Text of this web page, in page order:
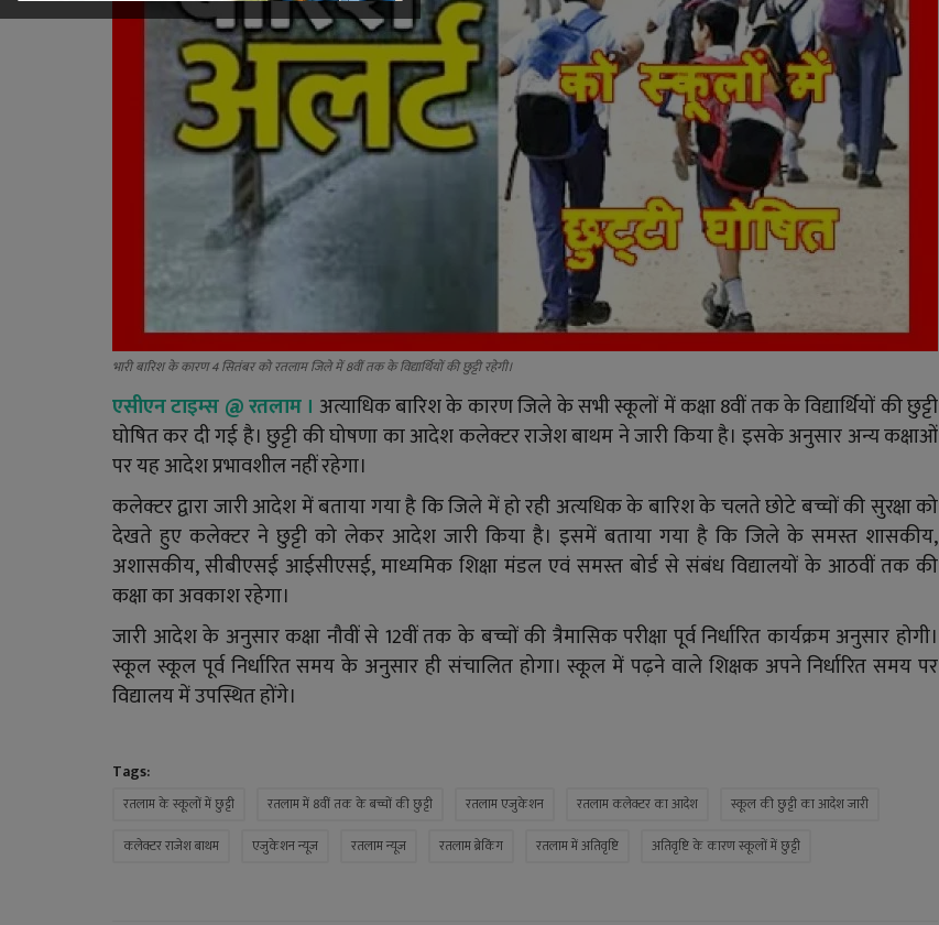
भारी बारिश के कारण 4 सितंबर को रतलाम जिले में 8वीं तक के विद्यार्थियों की छुट्टी रहेगी।
एसीएन टाइम्स @ रतलाम । अत्याधिक बारिश के कारण जिले के सभी स्कूलों में कक्षा 8वीं तक के विद्यार्थियों की छुट्टी
घोषित कर दी गई है। छुट्टी की घोषणा का आदेश कलेक्टर राजेश बाथम ने जारी किया है। इसके अनुसार अन्य कक्षाओं
पर यह आदेश प्रभावशील नहीं रहेगा।
कलेक्टर द्वारा जारी आदेश में बताया गया है कि जिले में हो रही अत्यधिक के बारिश के चलते छोटे बच्चों की सुरक्षा को
देखते हुए कलेक्टर ने छुट्टी को लेकर आदेश जारी किया है। इसमें बताया गया है कि जिले के समस्त शासकीय,
अशासकीय, सीबीएसई आईसीएसई, माध्यमिक शिक्षा मंडल एवं समस्त बोर्ड से संबंध विद्यालयों के आठवीं तक की
कक्षा का अवकाश रहेगा।
जारी आदेश के अनुसार कक्षा नौवीं से 12वीं तक के बच्चों की त्रैमासिक परीक्षा पूर्व निर्धारित कार्यक्रम अनुसार होगी।
स्कूल स्कूल पूर्व निर्धारित समय के अनुसार ही संचालित होगा। स्कूल में पढ़ने वाले शिक्षक अपने निर्धारित समय पर
विद्यालय में उपस्थित होंगे।
Tags:
रतलाम के स्कूलों में छुट्टी रतलाम में 8वीं तक के बच्चों की छुट्टी रतलाम एजुकेशन रतलाम कलेक्टर का आदेश
स्कूल की छुट्टी का आदेश जारी
कलेक्टर राजेश बाथम
एजुकेशन न्यूज रतलाम न्यूज रतलाम ब्रेकिंग रतलाम में अतिवृष्टि अतिवृष्टि के कारण स्कूलों में छुट्टी